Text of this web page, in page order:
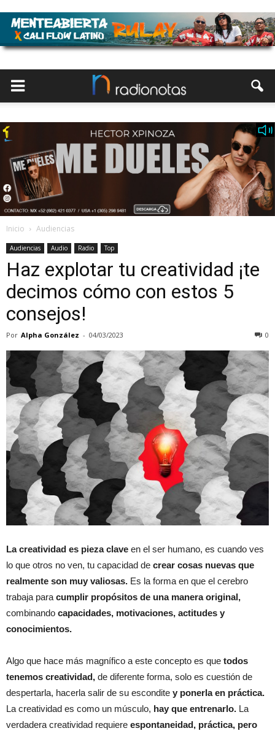
Inicio Audiencias
Audiencias Audio Radio Top
Haz explotar tu creatividad ¡te
decimos cómo con estos 5
consejos!
Por Alpha González - 04/03/2023 0
La creatividad es pieza clave en el ser humano, es cuando ves
lo que otros no ven, tu capacidad de crear cosas nuevas que
realmente son muy valiosas. Es la forma en que el cerebro
trabaja paracumplir propósitos de una manera original,
combinando capacidades, motivaciones, actitudes y
conocimientos.
Algo que hace más magnífico a este concepto es que todos
tenemos creatividad, de diferente forma, solo es cuestión de
despertarla, hacerla salir de su escondite y ponerla en práctica.
La creatividad es como un músculo, hay que entrenarlo. La
verdadera creatividad requiere espontaneidad, práctica, pero